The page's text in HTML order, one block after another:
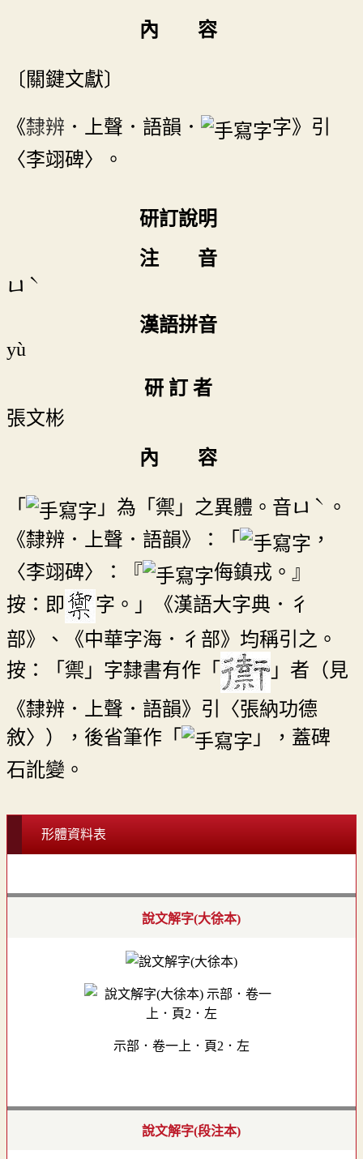
內 容
〔關鍵文獻〕
《隸辨 ．上聲．語韻．
字》引
〈李翊碑〉。
研訂說明
注 音
ㄩ ˋ
漢語拼音
yù
研 訂 者
張文彬
內 容
「 」為「禦」之異體。音ㄩ ˋ
。
《隸辨．上聲．語韻》：「
，
〈李翊碑〉：『
侮鎮戎。』
按：即
字。」《漢語大字典．彳
部》、《中華字海．彳部》均稱引之。
按：「禦」字隸書有作「
」者（見
《隸辨．上聲．語韻》引〈張納功德
敘〉），後省筆作「
」，蓋碑
石訛變。
形體資料表
說文解字(大徐本)
示部．卷一上．頁2．左
說文解字(段注本)